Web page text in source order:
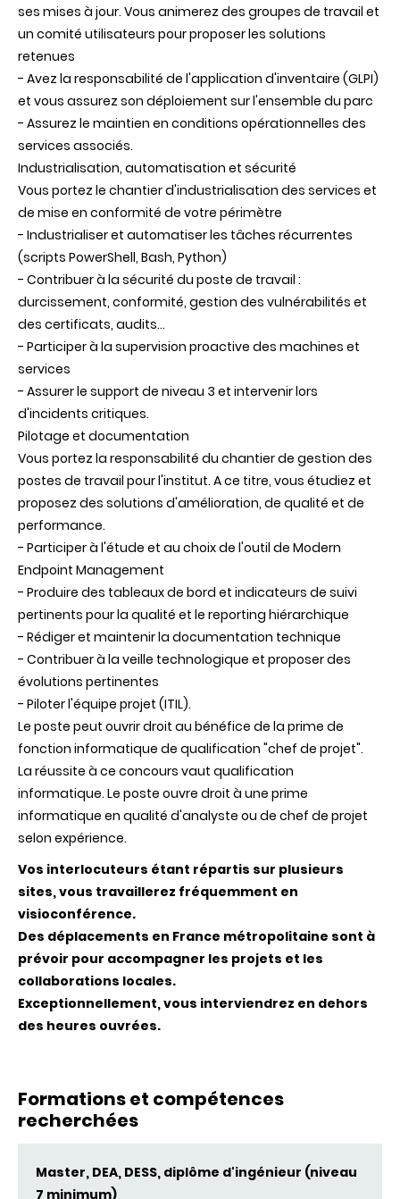
ses mises à jour. Vous animerez des groupes de travail et
un comité utilisateurs pour proposer les solutions
retenues
- Avez la responsabilité de l'application d'inventaire (GLPI)
et vous assurez son déploiement sur l'ensemble du parc
- Assurez le maintien en conditions opérationnelles des
services associés.
Industrialisation, automatisation et sécurité
Vous portez le chantier d'industrialisation des services et
de mise en conformité de votre périmètre
- Industrialiser et automatiser les tâches récurrentes
(scripts PowerShell, Bash, Python)
- Contribuer à la sécurité du poste de travail :
durcissement, conformité, gestion des vulnérabilités et
des certificats, audits…
- Participer à la supervision proactive des machines et
services
- Assurer le support de niveau 3 et intervenir lors
d'incidents critiques.
Pilotage et documentation
Vous portez la responsabilité du chantier de gestion des
postes de travail pour l'institut. A ce titre, vous étudiez et
proposez des solutions d'amélioration, de qualité et de
performance.
- Participer à l'étude et au choix de l'outil de Modern
Endpoint Management
- Produire des tableaux de bord et indicateurs de suivi
pertinents pour la qualité et le reporting hiérarchique
- Rédiger et maintenir la documentation technique
- Contribuer à la veille technologique et proposer des
évolutions pertinentes
- Piloter l'équipe projet (ITIL).
Le poste peut ouvrir droit au bénéfice de la prime de
fonction informatique de qualification "chef de projet".
La réussite à ce concours vaut qualification
informatique. Le poste ouvre droit à une prime
informatique en qualité d'analyste ou de chef de projet
selon expérience.
Vos interlocuteurs étant répartis sur plusieurs
sites, vous travaillerez fréquemment en
visioconférence.
Des déplacements en France métropolitaine sont à
prévoir pour accompagner les projets et les
collaborations locales.
Exceptionnellement, vous interviendrez en dehors
des heures ouvrées.
Formations et compétences
recherchées
Master, DEA, DESS, diplôme d'ingénieur (niveau
7 minimum)